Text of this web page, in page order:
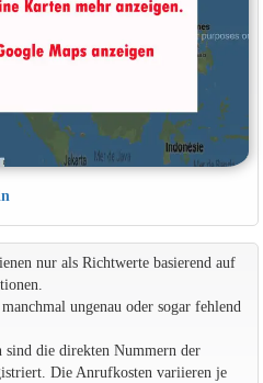
nur als Richtwerte basierend auf
ungenau oder sogar fehlend
sind die direkten Nummern der
Die Anrufkosten variieren je